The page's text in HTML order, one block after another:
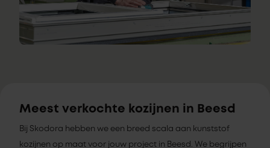
Meest verkochte kozijnen in Beesd
Bij Skodora hebben we een breed scala aan kunststof
kozijnen op maat voor jouw project in Beesd. We begrijpen